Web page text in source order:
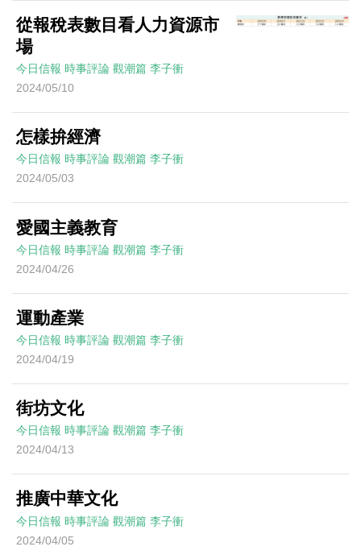
從報稅表數目看人力資源市
場
今日信報 時事評論 觀潮篇 李子衝
2024/05/10
怎樣拚經濟
今日信報 時事評論 觀潮篇 李子衝
2024/05/03
愛國主義教育
今日信報 時事評論 觀潮篇 李子衝
2024/04/26
運動產業
今日信報 時事評論 觀潮篇 李子衝
2024/04/19
街坊文化
今日信報 時事評論 觀潮篇 李子衝
2024/04/13
推廣中華文化
今日信報 時事評論 觀潮篇 李子衝
2024/04/05